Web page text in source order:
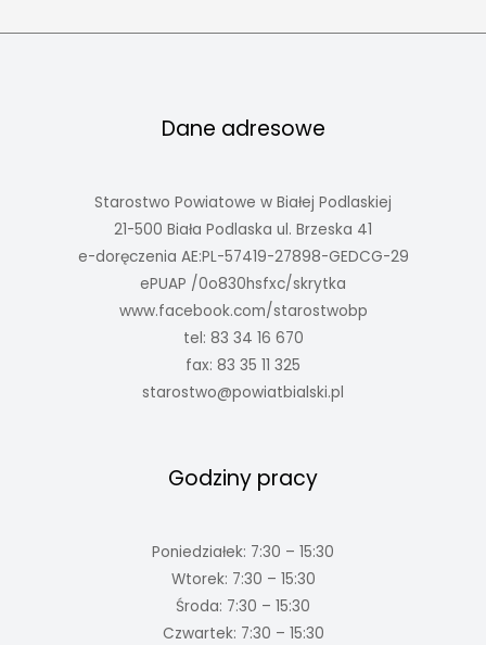
Dane adresowe
Starostwo Powiatowe w Białej Podlaskiej
21-500 Biała Podlaska ul. Brzeska 41
e-doręczenia AE:PL-57419-27898-GEDCG-29
ePUAP /0o830hsfxc/skrytka
www.facebook.com/starostwobp
tel: 83 34 16 670
fax: 83 35 11 325
starostwo@powiatbialski.pl
Godziny pracy
Poniedziałek: 7:30 – 15:30
Wtorek: 7:30 – 15:30
Środa: 7:30 – 15:30
Czwartek: 7:30 – 15:30